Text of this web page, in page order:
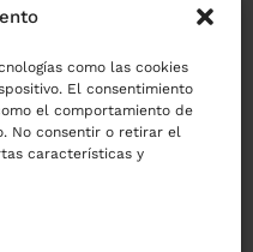
como las cookies
El consentimiento
el comportamiento de
No consentir o retirar el
características y